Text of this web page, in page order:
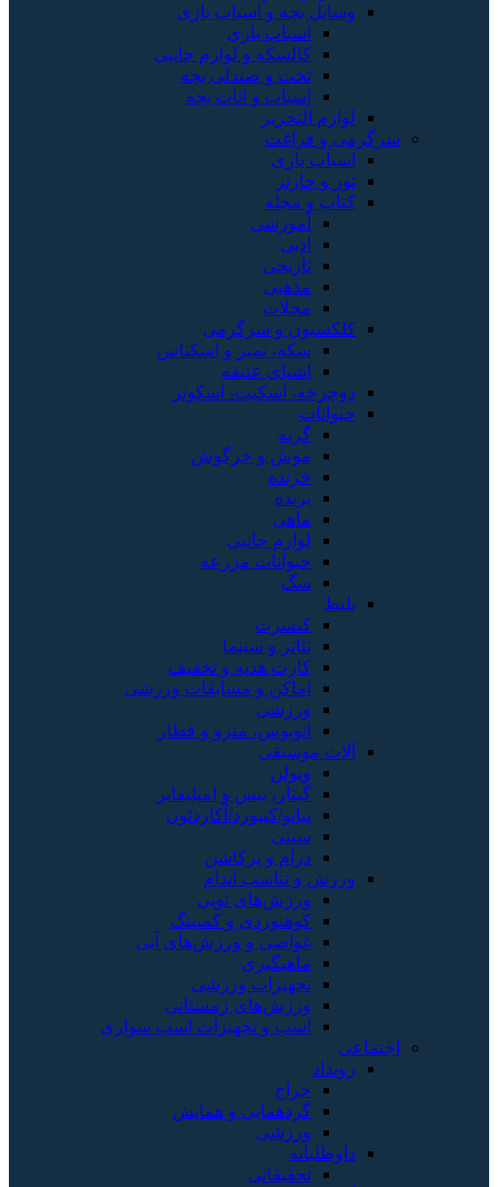
وسایل بچه و اسباب بازی
اسباب بازی
کالسکه و لوازم جانبی
تخت و صندلی بچه
اسباب و اثاث بچه
لوازم التحریر
سرگرمی و فراغت
اسباب‌ بازی
تور و چارتر
کتاب و مجله
آموزشی
ادبی
تاریخی
مذهبی
مجلات
کلکسیون و سرگرمی
سکه، تمبر و اسکناس
اشیای عتیقه
دوچرخه، اسکیت، اسکوتر
حیوانات
گربه
موش و خرگوش
خزنده
پرنده
ماهی
لوازم جانبی
حیوانات مزرعه
سگ
بلیط
کنسرت
تئاتر و سینما
کارت هدیه و تخفیف
اماکن و مسابقات ورزشی
ورزشی
اتوبوس، مترو و قطار
آلات موسیقی
ویولن
گیتار، بیس و امپلیفایر
پیانو/کیبورد/آکاردئون
سنتی
درام و پرکاشن
ورزش و تناسب اندام
ورزش‌های توپی
کوهنوردی و کمپینگ
غواصی و ورزش‌های آبی
ماهیگیری
تجهیزات ورزشی
ورزش‌های زمستانی
اسب و تجهیزات اسب سواری
اجتماعی
رویداد
حراج
گردهمایی و همایش
ورزشی
داوطلبانه
تحقیقاتی